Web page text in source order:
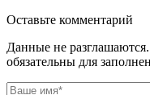
Оставьте комментарий
Данные не
обязательны для